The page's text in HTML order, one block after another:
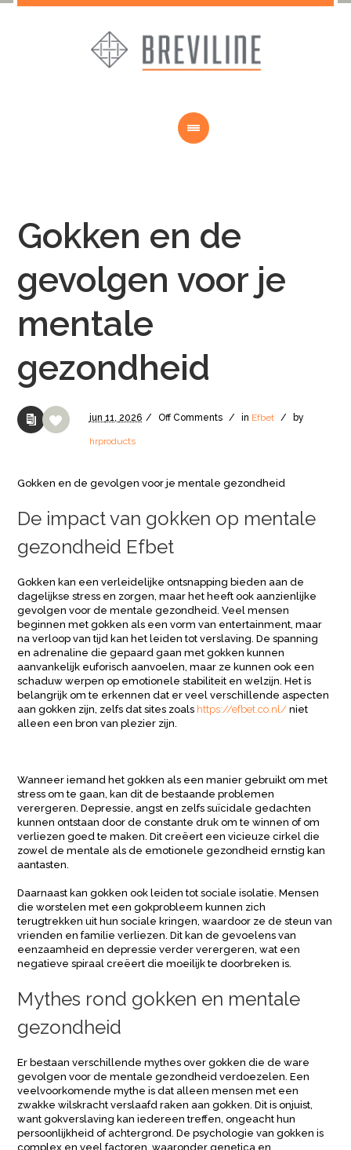
Gokken en de
gevolgen voor je
mentale
gezondheid
jun11,2026 / OffComments / in Efbet / by
hrproducts
Gokken en de gevolgen voor je mentale gezondheid
De impact van gokken op mentale
gezondheid Efbet
Gokken kan een verleidelijke ontsnapping bieden aan de
dagelijkse stress en zorgen, maar het heeft ook aanzienlijke
gevolgen voor de mentale gezondheid. Veel mensen
beginnen met gokken als een vorm van entertainment, maar
na verloop van tijd kan het leiden tot verslaving. De spanning
en adrenaline die gepaard gaan met gokken kunnen
aanvankelijk euforisch aanvoelen, maar ze kunnen ook een
schaduw werpen op emotionele stabiliteit en welzijn. Het is
belangrijk om te erkennen dat er veel verschillende aspecten
aan gokken zijn, zelfs dat sites zoals https://efbet.co.nl/ niet
alleen een bron van plezier zijn.
Wanneer iemand het gokken als een manier gebruikt om met
stress om te gaan, kan dit de bestaande problemen
verergeren. Depressie, angst en zelfs suïcidale gedachten
kunnen ontstaan door de constante druk om te winnen of om
verliezen goed te maken. Dit creëert een vicieuze cirkel die
zowel de mentale als de emotionele gezondheid ernstig kan
aantasten.
Daarnaast kan gokken ook leiden tot sociale isolatie. Mensen
die worstelen met een gokprobleem kunnen zich
terugtrekken uit hun sociale kringen, waardoor ze de steun van
vrienden en familie verliezen. Dit kan de gevoelens van
eenzaamheid en depressie verder verergeren, wat een
negatieve spiraal creëert die moeilijk te doorbreken is.
Mythes rond gokken en mentale
gezondheid
Er bestaan verschillende mythes over gokken die de ware
gevolgen voor de mentale gezondheid verdoezelen. Een
veelvoorkomende mythe is dat alleen mensen met een
zwakke wilskracht verslaafd raken aan gokken. Dit is onjuist,
want gokverslaving kan iedereen treffen, ongeacht hun
persoonlijkheid of achtergrond. De psychologie van gokken is
complex en veel factoren, waaronder genetica en